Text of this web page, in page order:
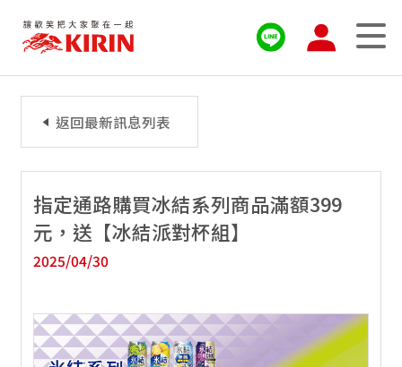
指定通路購買冰結系列商品滿額399
元，送【冰結派對杯組】
2025/04/30
返回最新訊息列表